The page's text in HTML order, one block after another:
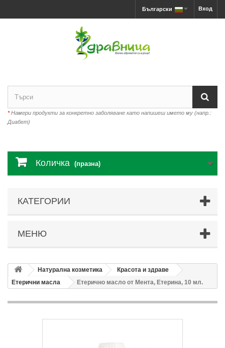
Вход
Български
*Намери продукти за конкретно заболяване като напишеш името му (напр.:
Диабет)
Количка (празна)
КАТЕГОРИИ
МЕНЮ
Натурална козметика
Красота и здраве
Етерични масла
Етерично масло от Мента, Етерина, 10 мл.